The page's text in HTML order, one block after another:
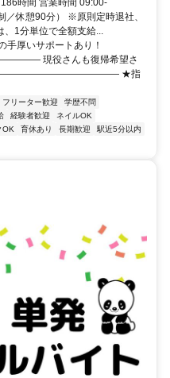
時間 営業時間 09:00-
／休憩90分） ※原則定時退社、
1分単位で全額支給...
手厚いサポートあり！
役さんも復帰希望さ
★指
フリーター歓迎
学歴不問
経験者歓迎
ネイルOK
OK 育休あり 長期歓迎
駅近5分以内